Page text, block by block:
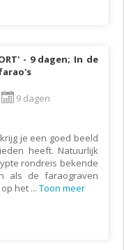
- 9 dagen; In de
9 dagen
je een goed beeld
heeft. Natuurlijk
rondreis bekende
als de faraograven
het ... Toon meer